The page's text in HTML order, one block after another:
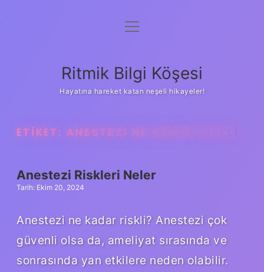
Anasayfa
Yasal Uyarı
menüyü
Ritmik Bilgi Köşesi
Hayatına hareket katan neşeli hikayeler!
ETIKET: ANESTEZI NE KADAR RISKLI
Anestezi Riskleri Neler
Tarih: Ekim 20, 2024
Anestezi ne kadar riskli? Anestezi çok
güvenli olsa da, ameliyat sırasında ve
sonrasında yan etkilere neden olabilir.